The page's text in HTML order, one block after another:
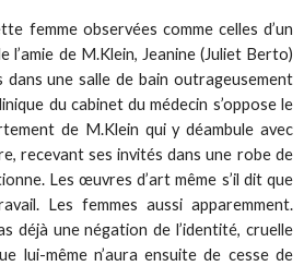
femme observées comme celles d’un
l’amie de M.Klein, Jeanine (Juliet Berto)
dans une salle de bain outrageusement
du cabinet du médecin s’oppose le
de M.Klein qui y déambule avec
recevant ses invités dans une robe de
Les œuvres d’art même s’il dit que
Les femmes aussi apparemment.
déjà une négation de l’identité, cruelle
lui-même n’aura ensuite de cesse de